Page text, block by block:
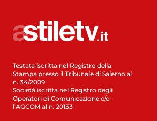
Testata iscritta nel Registro della
Stampa presso il Tribunale di Salerno al
n. 34/2009
Società iscritta nel Registro degli
Operatori di Comunicazione c/o
l’AGCOM al n. 20133